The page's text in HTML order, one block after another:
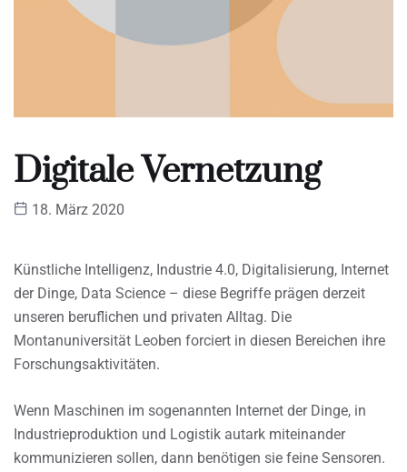
Digitale Vernetzung
18. März 2020
Künstliche Intelligenz, Industrie 4.0, Digitalisierung, Internet
der Dinge, Data Science – diese Begriffe prägen derzeit
unseren beruflichen und privaten Alltag. Die
Montanuniversität Leoben forciert in diesen Bereichen ihre
Forschungsaktivitäten.
Wenn Maschinen im sogenannten Internet der Dinge, in
Industrieproduktion und Logistik autark miteinander
kommunizieren sollen, dann benötigen sie feine Sensoren.